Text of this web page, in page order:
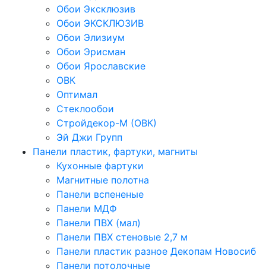
Обои Эксклюзив
Обои ЭКСКЛЮЗИВ
Обои Элизиум
Обои Эрисман
Обои Ярославские
ОВК
Оптимал
Стеклообои
Стройдекор-М (ОВК)
Эй Джи Групп
Панели пластик, фартуки, магниты
Кухонные фартуки
Магнитные полотна
Панели вспененые
Панели МДФ
Панели ПВХ (мал)
Панели ПВХ стеновые 2,7 м
Панели пластик разное Декопам Новосиб
Панели потолочные